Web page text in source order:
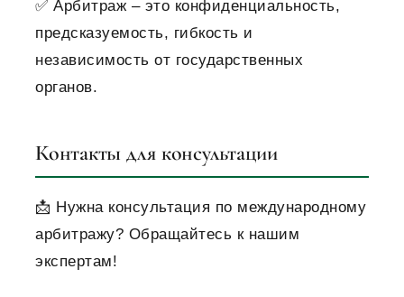
✅ Арбитраж – это конфиденциальность,
предсказуемость, гибкость и
независимость от государственных
органов.
Контакты для консультации
📩 Нужна консультация по международному
арбитражу? Обращайтесь к нашим
экспертам!